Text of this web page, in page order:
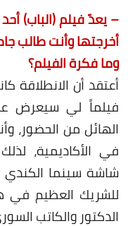
– يعدّ فيلم (الباب)
أخرجتها وأنت طالب
وما فكرة الفيلم؟
أعتقد أن الانطلاقة
فيلماً لي سيعرض
الهائل من الحضور،
في الأكاديمية،
شاشة سينما
للشريك العظيم في
الدكتور والكاتب